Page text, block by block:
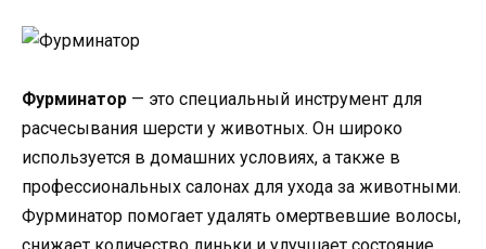
Фурминатор — это специальный инструмент для
расчесывания шерсти у животных. Он широко
используется в домашних условиях, а также в
профессиональных салонах для ухода за животными.
Фурминатор помогает удалять омертвевшие волосы,